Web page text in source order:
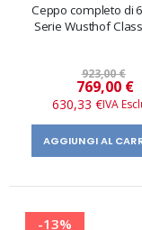
Ceppo completo di
Serie Wusthof
923,00 €
Prezzo
speciale
769,00 €
630,33 €
AGGIUNGI AL
-13%